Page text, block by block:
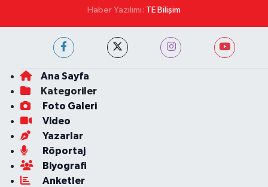
Haber Yazılımı: TE Bilişim
Ana Sayfa
Kategoriler
Foto Galeri
Video
Yazarlar
Röportaj
Biyografi
Anketler